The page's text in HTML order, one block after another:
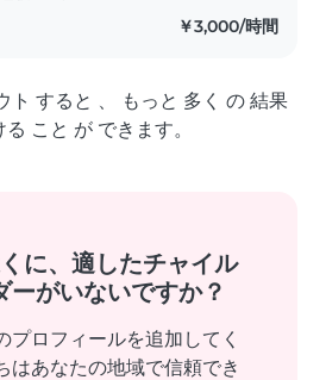
childcare
• 1 year of experience￥3,000/時間
ト すると 、 もっと 多く の 結果
る こと が できます。
に、適したチャイル
ーがいないですか？
プロフィールを追加してく
はあなたの地域で信頼でき